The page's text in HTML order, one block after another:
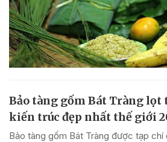
Bảo tàng gốm Bát Tràng
kiến trúc đẹp nhất thế giới
Bảo tàng gốm Bát Tràng được tạp chí